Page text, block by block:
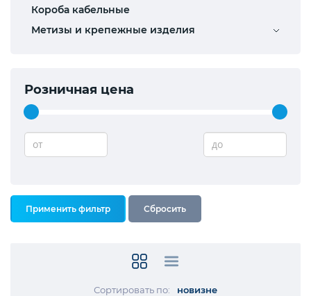
Короба кабельные
Метизы и крепежные изделия
Розничная цена
от до
Сортировать по: новизне